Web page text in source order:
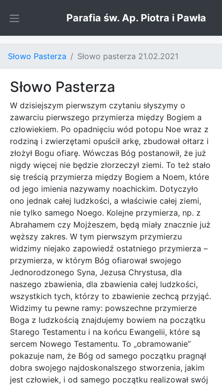
Parafia św. Ap. Piotra i Pawła
Słowo Pasterza Słowo pasterza 21.02.2021
Słowo Pasterza
W dzisiejszym pierwszym czytaniu słyszymy o
zawarciu pierwszego przymierza między Bogiem a
człowiekiem. Po opadnięciu wód potopu Noe wraz z
rodziną i zwierzętami opuścił arkę, zbudował ołtarz i
złożył Bogu ofiarę. Wówczas Bóg postanowił, że już
nigdy więcej nie będzie złorzeczył ziemi. To też stało
się treścią przymierza między Bogiem a Noem, które
od jego imienia nazywamy noachickim. Dotyczyło
ono jednak całej ludzkości, a właściwie całej ziemi,
nie tylko samego Noego. Kolejne przymierza, np. z
Abrahamem czy Mojżeszem, będą miały znacznie już
węższy zakres. W tym pierwszym przymierzu
widzimy niejako zapowiedź ostatniego przymierza –
przymierza, w którym Bóg ofiarował swojego
Jednorodzonego Syna, Jezusa Chrystusa, dla
naszego zbawienia, dla zbawienia całej ludzkości,
wszystkich tych, którzy to zbawienie zechcą przyjąć.
Widzimy tu pewne ramy: powszechne przymierze
Boga z ludzkością znajdujemy bowiem na początku
Starego Testamentu i na końcu Ewangelii, które są
sercem Nowego Testamentu. To „obramowanie”
pokazuje nam, że Bóg od samego początku pragnął
dobra swojego najdoskonalszego stworzenia, jakim
jest człowiek, i od samego początku realizował swój